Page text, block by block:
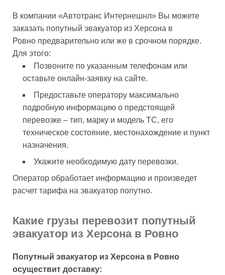
В компании «Автотранс Интернешнл» Вы можете
заказать попутный эвакуатор из Херсона в
Ровно предварительно или же в срочном порядке.
Для этого:
Позвоните по указанным телефонам или
оставьте онлайн-заявку на сайте.
Предоставьте оператору максимально
подробную информацию о предстоящей
перевозке – тип, марку и модель ТС, его
техническое состояние, местонахождение и пункт
назначения.
Укажите необходимую дату перевозки.
Оператор обработает информацию и произведет
расчет тарифа на эвакуатор попутно.
Какие грузы перевозит попутный
эвакуатор из Херсона в Ровно
Попутный эвакуатор из Херсона в Ровно
осуществит доставку: